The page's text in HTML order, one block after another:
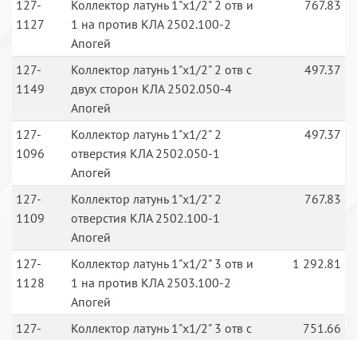
127-
1127
Коллектор латунь 1"х1/2" 2 отв и
1 на против КЛА 2502.100-2
Апогей
767.83
127-
1149
Коллектор латунь 1"х1/2" 2 отв с
двух сторон КЛА 2502.050-4
Апогей
497.37
127-
1096
Коллектор латунь 1"х1/2" 2
отверстия КЛА 2502.050-1
Апогей
497.37
127-
1109
Коллектор латунь 1"х1/2" 2
отверстия КЛА 2502.100-1
Апогей
767.83
127-
1128
Коллектор латунь 1"х1/2" 3 отв и
1 на против КЛА 2503.100-2
Апогей
1 292.81
127-
Коллектор латунь 1"х1/2" 3 отв с
751.66